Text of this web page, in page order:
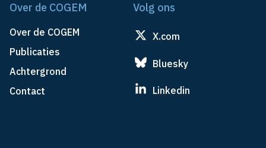
Over de COGEM
Over de COGEM
Publicaties
Achtergrond
Contact
Volg ons
X.com
Bluesky
Linkedin